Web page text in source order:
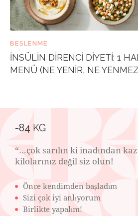
BESLENME
İNSÜLIN DIRENCI DIYETI: 1
MENÜ (NE YENIR, NE
-84 KG
“…çok sarılın ki inadından
kilolarınız değil siz olun!️
Önce kendimden başladım
Sizi çok iyi anlıyorum
Birlikte yapalım!